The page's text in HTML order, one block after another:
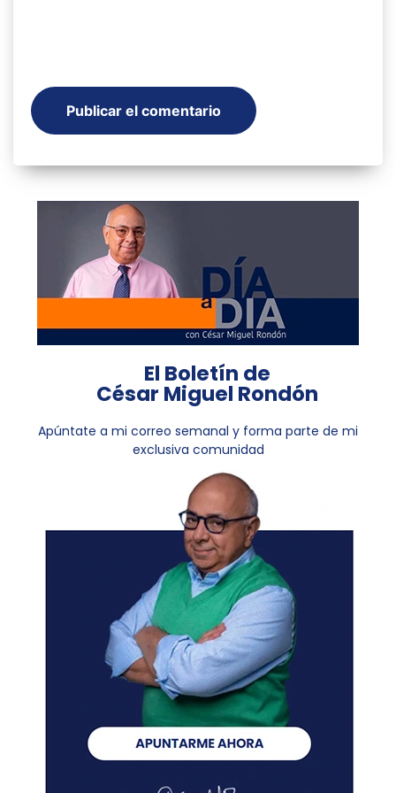
El Boletín de
César Miguel Rondón
Apúntate a mi correo semanal y forma parte de mi
exclusiva comunidad